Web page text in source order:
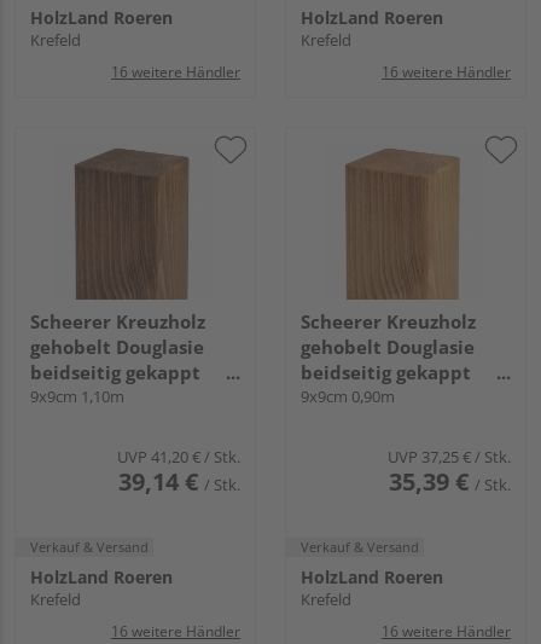
HolzLand Roeren
Krefeld
16 weitere Händler
HolzLand Roeren
Krefeld
16 weitere Händler
Scheerer Kreuzholz
gehobelt Douglasie
beidseitig gekappt
transparent lasiert -
9x9cm 1,10m
UVP 41,20 €/ Stk.
39,14 € / Stk.
Verkauf & Versand
HolzLand Roeren
Krefeld
16 weitere Händler
Scheerer Kreuzholz
gehobelt Douglasie
beidseitig gekappt
transparent lasiert -
9x9cm 0,90m
UVP 37,25 €/ Stk.
35,39 € / Stk.
Verkauf & Versand
HolzLand Roeren
Krefeld
16 weitere Händler